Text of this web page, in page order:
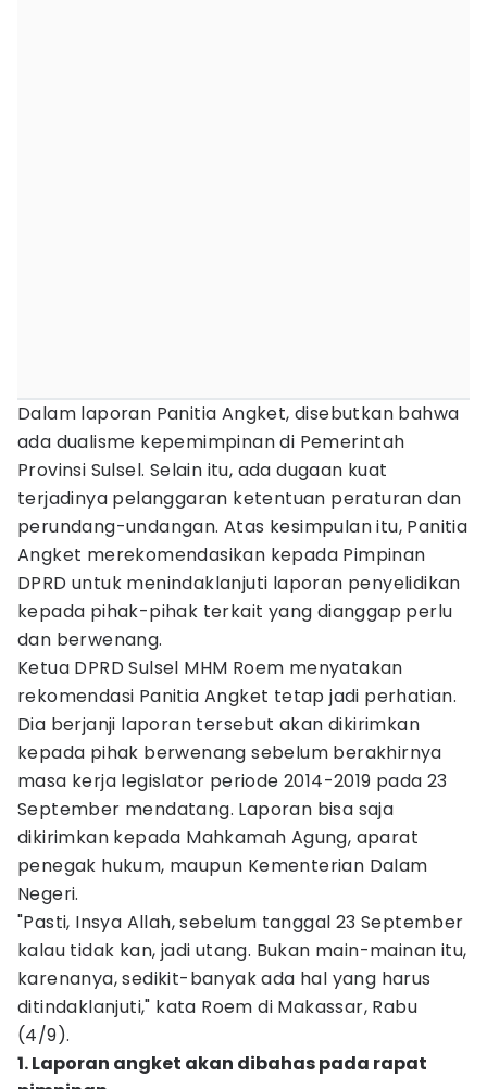
Dalam laporan Panitia Angket, disebutkan bahwa
ada dualisme kepemimpinan di Pemerintah
Provinsi Sulsel. Selain itu, ada dugaan kuat
terjadinya pelanggaran ketentuan peraturan dan
perundang-undangan. Atas kesimpulan itu, Panitia
Angket merekomendasikan kepada Pimpinan
DPRD untuk menindaklanjuti laporan penyelidikan
kepada pihak-pihak terkait yang dianggap perlu
dan berwenang.
Ketua DPRD Sulsel MHM Roem menyatakan
rekomendasi Panitia Angket tetap jadi perhatian.
Dia berjanji laporan tersebut akan dikirimkan
kepada pihak berwenang sebelum berakhirnya
masa kerja legislator periode 2014-2019 pada 23
September mendatang. Laporan bisa saja
dikirimkan kepada Mahkamah Agung, aparat
penegak hukum, maupun Kementerian Dalam
Negeri.
"Pasti, Insya Allah, sebelum tanggal 23 September
kalau tidak kan, jadi utang. Bukan main-mainan itu,
karenanya, sedikit-banyak ada hal yang harus
ditindaklanjuti," kata Roem di Makassar, Rabu
(4/9).
1. Laporan angket akan dibahas pada rapat